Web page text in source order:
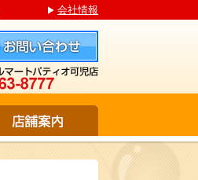
会社情報